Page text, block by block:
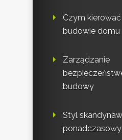
Czym
budowie domu
Zarządzanie
budowy
Styl